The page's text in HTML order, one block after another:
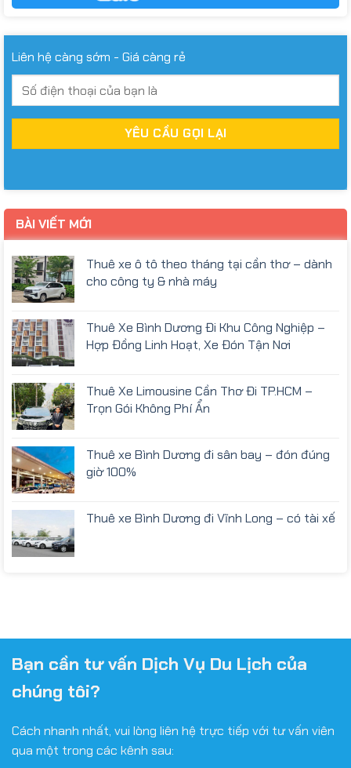
Liên hệ càng sớm - Giá càng rẻ
BÀI VIẾT MỚI
Thuê xe ô tô theo tháng tại cần thơ – dành
cho công ty & nhà máy
Thuê Xe Bình Dương Đi Khu Công Nghiệp –
Hợp Đồng Linh Hoạt, Xe Đón Tận Nơi
Thuê Xe Limousine Cần Thơ Đi TP.HCM –
Trọn Gói Không Phí Ẩn
Thuê xe Bình Dương đi sân bay – đón đúng
giờ 100%
Thuê xe Bình Dương đi Vĩnh Long – có tài xế
Bạn cần tư vấn Dịch Vụ Du Lịch của
chúng tôi?
Cách nhanh nhất, vui lòng liên hệ trực tiếp với tư vấn viên
qua một trong các kênh sau: